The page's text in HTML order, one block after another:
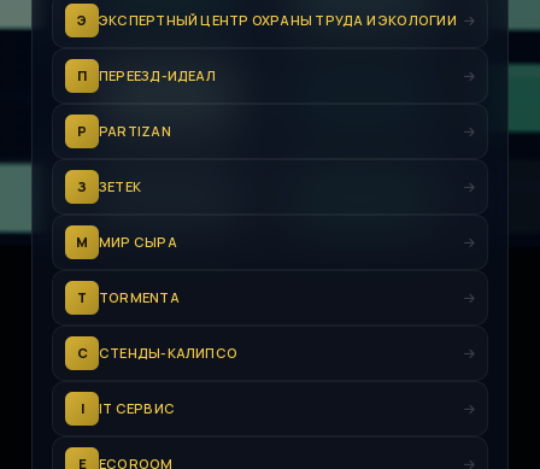
Э ЭКСПЕРТНЫЙ ЦЕНТР ОХРАНЫ ТРУДА И ЭКОЛОГИИ
П ПЕРЕЕЗД-ИДЕАЛ
P PARTIZAN
З ЗЕТЕК
М МИР СЫРА
T TORMENTA
С СТЕНДЫ-КАЛИПСО
I IT СЕРВИС
E ECOROOM